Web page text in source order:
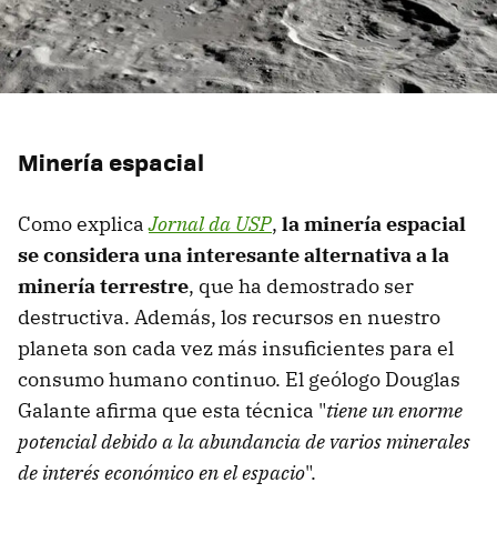
Minería espacial
Como explicaJornal da USP, la minería espacial
se considera una interesante alternativa a la
minería terrestre, que ha demostrado ser
destructiva. Además, los recursos en nuestro
planeta son cada vez más insuficientes para el
consumo humano continuo. El geólogo Douglas
Galante afirma que esta técnica "tiene un enorme
potencial debido a la abundancia de varios minerales
de interés económico en el espacio".